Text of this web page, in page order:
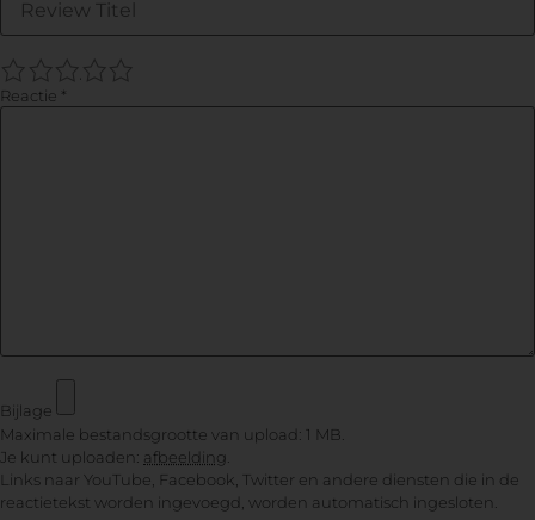
5
4
3
2
Reactie *
Bijlage
Maximale bestandsgrootte van upload: 1 MB.
Je kunt uploaden: afbeelding
Links naar YouTube, Facebook, Twitter en andere diensten die in de
reactietekst worden ingevoegd, worden automatisch ingesloten.